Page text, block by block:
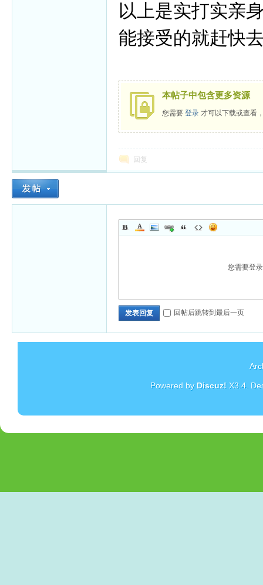
以上是实打实亲
能接受的就赶快
本帖子中包含更多资源
您需要登录 才可以下载或查看
回复
您需要登
发表回复 回帖后跳转到最后一页
Powered by Discuz! X3.4.